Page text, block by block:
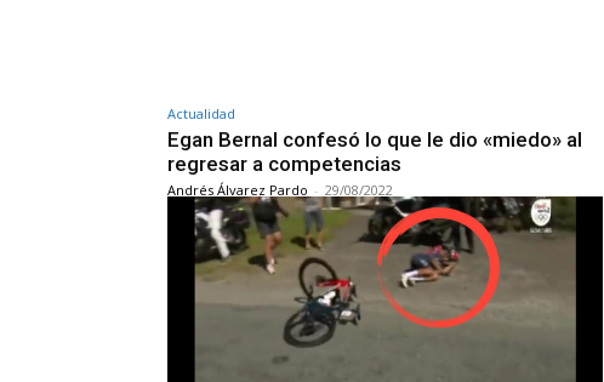
Actualidad
Egan Bernal confesó lo que le dio «miedo» al
regresar a competencias
Andrés Álvarez Pardo - 29/08/2022